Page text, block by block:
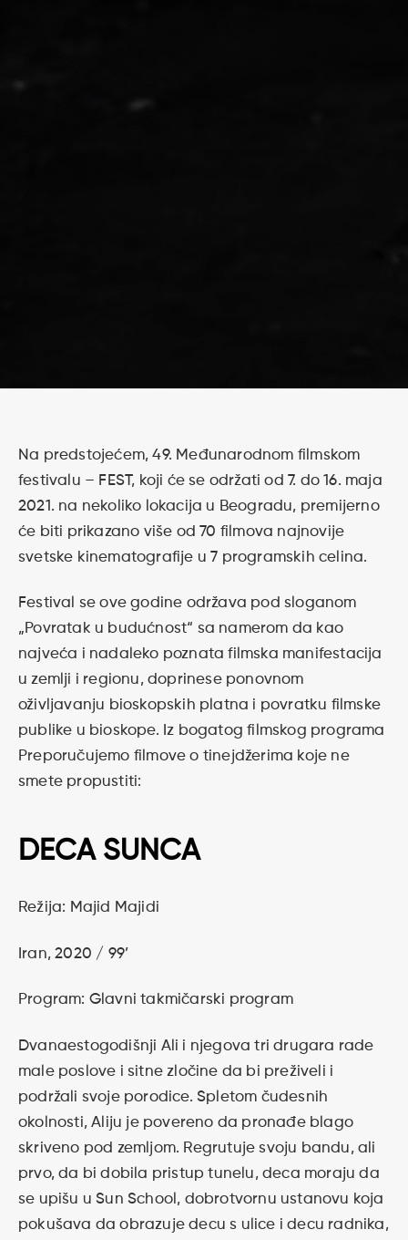
Na predstojećem, 49. Međunarodnom filmskom
festivalu – FEST, koji će se održati od 7. do 16. maja
2021. na nekoliko lokacija u Beogradu, premijerno
će biti prikazano više od 70 filmova najnovije
svetske kinematografije u 7 programskih celina.
Festival se ove godine održava pod sloganom
„Povratak u budućnost“ sa namerom da kao
najveća i nadaleko poznata filmska manifestacija
u zemlji i regionu, doprinese ponovnom
oživljavanju bioskopskih platna i povratku filmske
publike u bioskope. Iz bogatog filmskog programa
Preporučujemo filmove o tinejdžerima koje ne
smete propustiti:
DECA SUNCA
Režija: Majid Majidi
Iran, 2020 / 99’
Program: Glavni takmičarski program
Dvanaestogodišnji Ali i njegova tri drugara rade
male poslove i sitne zločine da bi preživeli i
podržali svoje porodice. Spletom čudesnih
okolnosti, Aliju je povereno da pronađe blago
skriveno pod zemljom. Regrutuje svoju bandu, ali
prvo, da bi dobila pristup tunelu, deca moraju da
se upišu u Sun School, dobrotvornu ustanovu koja
pokušava da obrazuje decu s ulice i decu radnika,